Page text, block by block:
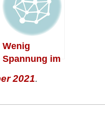
Wenig
Spannung im
2021.